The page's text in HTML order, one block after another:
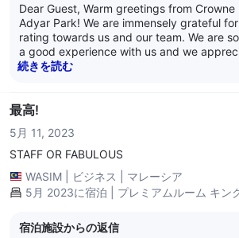
Dear Guest, Warm greetings from Crowne Plaza Chennai
Adyar Park! We are immensely grateful for your five star
rating towards us and our team. We are
a good experience with us and we
time out to review us. Crowne Plaza
you. We eagerly look forward to hosting you again. Have a
Manager Crowne Plaza Chennai Adyar Park
続きを読む
最高!
5月 11, 2023
STAFF OR FABULOUS
WASIM
ビジネス
マレーシア
5月 2023に宿泊 | プレミアムルーム キン
宿泊施設からの返信